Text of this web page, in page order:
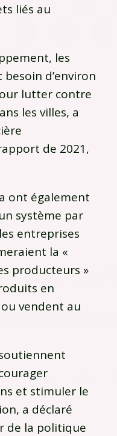
liés au
les
d’environ
lutter contre
les villes, a
de 2021,
ont également
système par
entreprises
la «
producteurs »
en
vendent au
et stimuler le
a déclaré
de la politique